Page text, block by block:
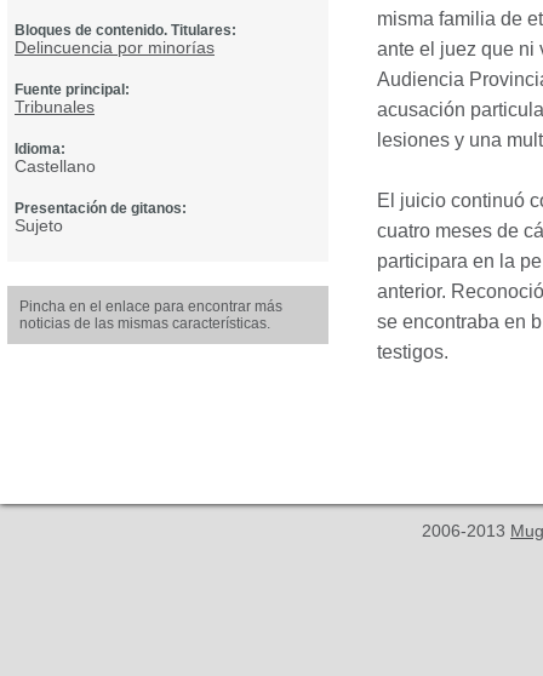
Bloques de contenido. Titulares:
Delincuencia por minorías
Fuente principal:
Tribunales
Idioma:
Castellano
Presentación de gitanos:
Sujeto
Pincha en el enlace para encontrar más
noticias de las mismas características.
misma familia de
ante el juez que ni
Audiencia
acusación
lesiones y una
El juicio continuó
cuatro meses de
participara en la
anterior.
se encontraba en
testigos.
2006-2013